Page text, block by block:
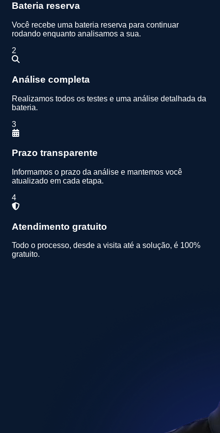
Bateria reserva
Você recebe uma bateria reserva para continuar
rodando enquanto analisamos a sua.
2
Análise completa
Realizamos todos os testes e uma análise detalhada da
bateria.
3
Prazo transparente
Informamos o prazo da análise e mantemos você
atualizado em cada etapa.
4
Atendimento gratuito
Todo o processo, desde a visita até a solução, é 100%
gratuito.